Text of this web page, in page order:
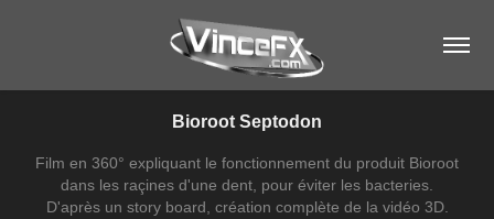
Bioroot Septodon
Film en 360° expliquant le fonctionnement du produit Bioroot
dans les raçines d'une dent, pour éviter les bacteries.
D'après un story board, création complète de la vidéo 3D.